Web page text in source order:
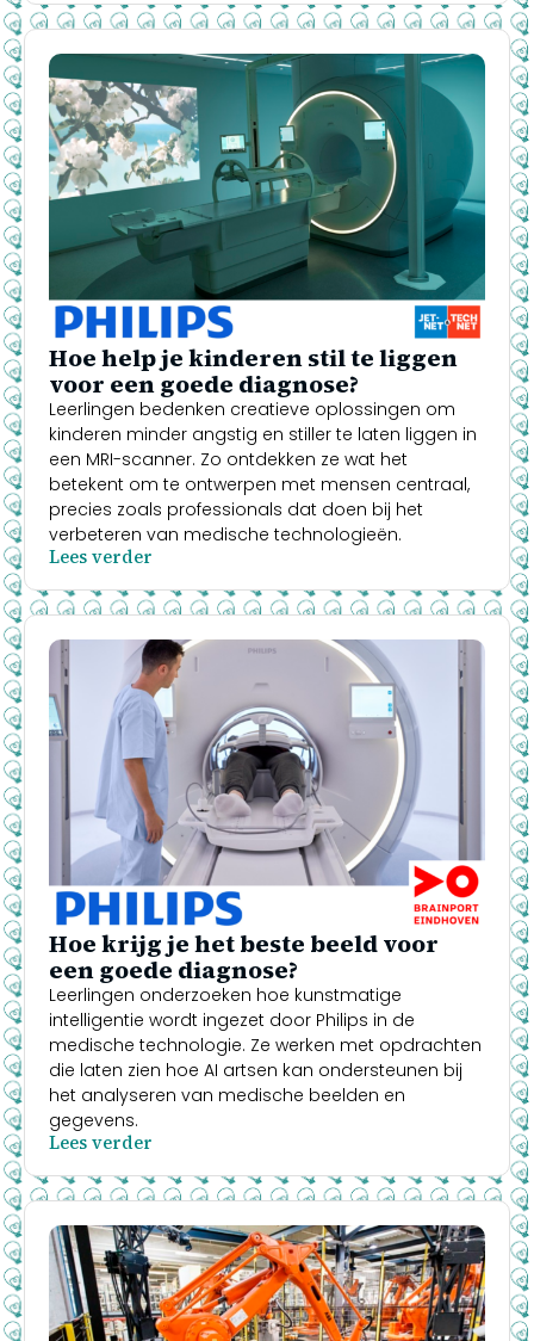
Hoe help je kinderen stil te liggen
voor een goede diagnose?
Leerlingen bedenken creatieve oplossingen om
kinderen minder angstig en stiller te laten liggen in
een MRI-scanner. Zo ontdekken ze wat het
betekent om te ontwerpen met mensen centraal,
precies zoals professionals dat doen bij het
verbeteren van medische technologieën.
Lees verder
Hoe krijg je het beste beeld voor
een goede diagnose?
Leerlingen onderzoeken hoe kunstmatige
intelligentie wordt ingezet door Philips in de
medische technologie. Ze werken met opdrachten
die laten zien hoe AI artsen kan ondersteunen bij
het analyseren van medische beelden en
gegevens.
Lees verder